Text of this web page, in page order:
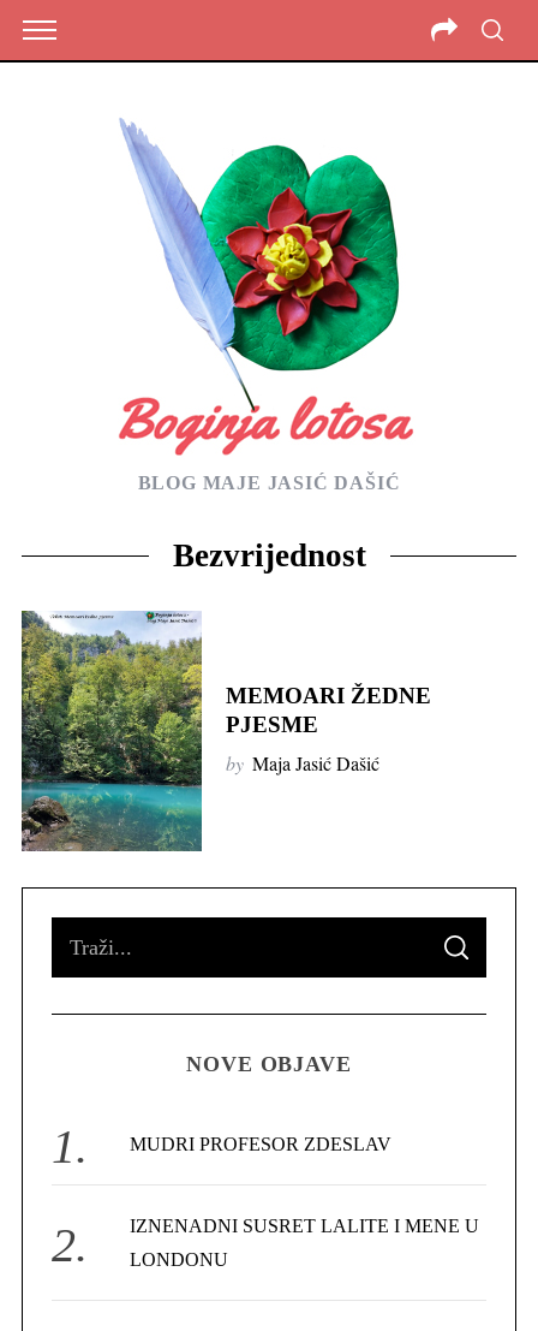
BLOG MAJE JASIĆ DAŠIĆ
Bezvrijednost
MEMOARI ŽEDNE
PJESME
by Maja Jasić Dašić
o
S
A
C
NOVE OBJAVE
MUDRI PROFESOR ZDESLAV
IZNENADNI SUSRET LALITE I MENE U
LONDONU